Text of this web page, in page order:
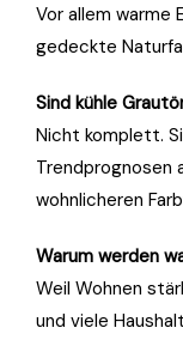
Vor allem warme
gedeckte
Sind kühle
Nicht komplett.
Trendprognosen
wohnlicheren
Warum werden
Weil Wohnen
und viele